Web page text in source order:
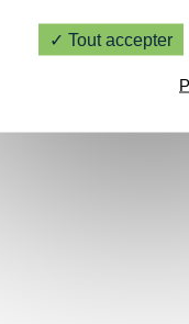
Tout accepter